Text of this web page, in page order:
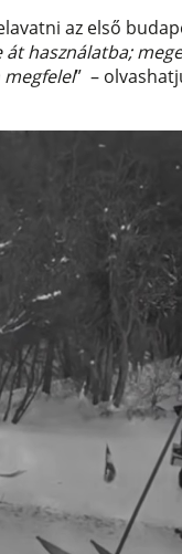
az első
használatba;
” –